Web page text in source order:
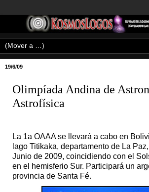
19/6/09
Olimpíada Andina de
Astrofísica
La 1a OAAA se llevará a cabo en
lago Titikaka, departamento de La
Junio de 2009, coincidiendo con el
en el hemisferio Sur. Participará un
provincia de Santa Fé.